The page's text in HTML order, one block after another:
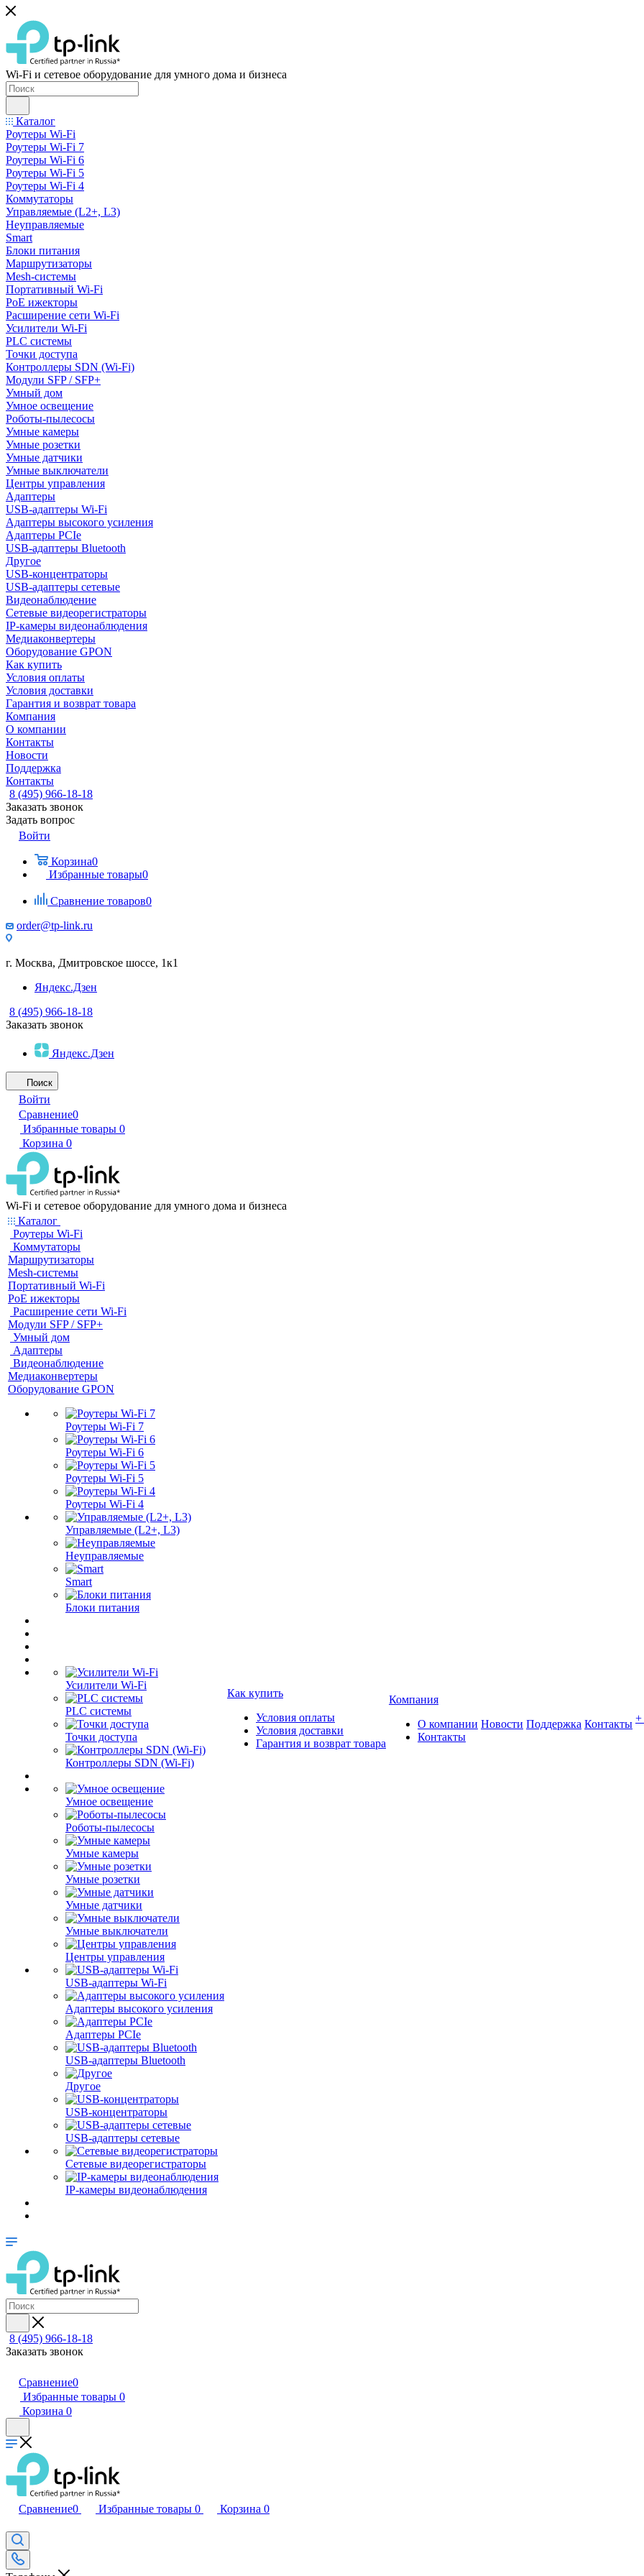
Wi-Fi и сетевое оборудование для умного дома и бизнеса
Каталог
Роутеры Wi-Fi
Роутеры Wi-Fi 7
Роутеры Wi-Fi 6
Роутеры Wi-Fi 5
Роутеры Wi-Fi 4
Коммутаторы
Управляемые (L2+, L3)
Неуправляемые
Smart
Блоки питания
Маршрутизаторы
Mesh-системы
Портативный Wi-Fi
PoE ижекторы
Расширение сети Wi‑Fi
Усилители Wi-Fi
PLC системы
Точки доступа
Контроллеры SDN (Wi-Fi)
Модули SFP / SFP+
Умный дом
Умное освещение
Роботы-пылесосы
Умные камеры
Умные розетки
Умные датчики
Умные выключатели
Центры управления
Адаптеры
USB-адаптеры Wi-Fi
Адаптеры высокого усиления
Адаптеры PCIe
USB-адаптеры Bluetooth
Другое
USB-концентраторы
USB-адаптеры сетевые
Видеонаблюдение
Сетевые видеорегистраторы
IP-камеры видеонаблюдения
Медиаконвертеры
Оборудование GPON
Как купить
Условия оплаты
Условия доставки
Гарантия и возврат товара
Компания
О компании
Контакты
Новости
Поддержка
Контакты
8 (495) 966-18-18
Заказать звонок
Задать вопрос
Войти
Корзина0
Избранные товары0
Сравнение товаров0
order@tp-link.ru
г. Москва, Дмитровское шоссе, 1к1
Яндекс.Дзен
8 (495) 966-18-18
Заказать звонок
Яндекс.Дзен
Поиск
Войти
Сравнение0
Избранные товары 0
Корзина 0
Wi-Fi и сетевое оборудование для умного дома и бизнеса
Каталог
Роутеры Wi-Fi
Коммутаторы
Маршрутизаторы
Mesh-системы
Портативный Wi-Fi
PoE ижекторы
Расширение сети Wi‑Fi
Модули SFP / SFP+
Умный дом
Адаптеры
Видеонаблюдение
Медиаконвертеры
Оборудование GPON
Роутеры Wi-Fi 7
Роутеры Wi-Fi 6
Роутеры Wi-Fi 5
Роутеры Wi-Fi 4
Управляемые (L2+, L3)
Неуправляемые
Smart
Блоки питания
Усилители Wi-Fi
PLC системы
Точки доступа
Контроллеры SDN (Wi-Fi)
Умное освещение
Роботы-пылесосы
Умные камеры
Умные розетки
Умные датчики
Умные выключатели
Центры управления
USB-адаптеры Wi-Fi
Адаптеры высокого усиления
Адаптеры PCIe
USB-адаптеры Bluetooth
Другое
USB-концентраторы
USB-адаптеры сетевые
Сетевые видеорегистраторы
IP-камеры видеонаблюдения
Как купить
Условия оплаты
Условия доставки
Гарантия и возврат товара
Компания
О компании
Контакты
Новости Поддержка Контакты
8 (495) 966-18-18
Заказать звонок
Сравнение0
Избранные товары 0
Корзина 0
Сравнение0 Избранные товары 0 Корзина 0